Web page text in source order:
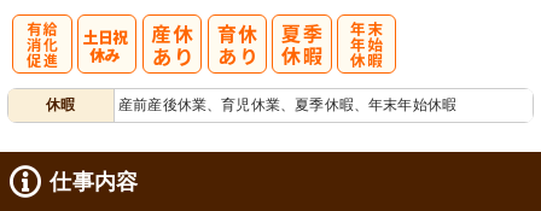
休暇 産前産後休業、育児休業、夏季休暇、年末年始休暇
仕事内容